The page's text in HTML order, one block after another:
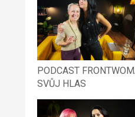
PODCAST
SVŮJ HLAS